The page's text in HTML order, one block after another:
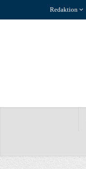
Redaktion